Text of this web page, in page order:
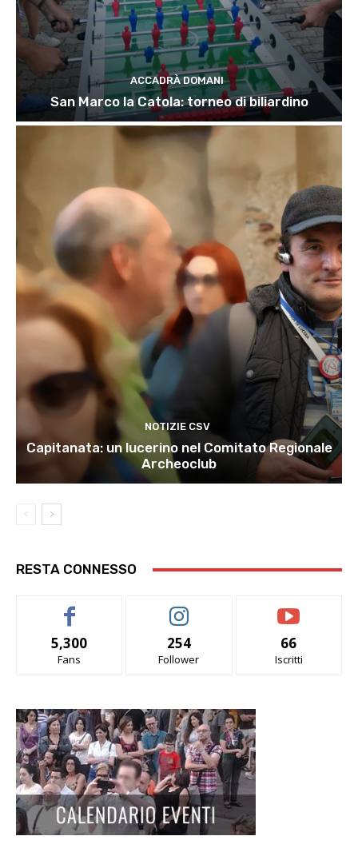
ACCADRÀ DOMANI
San Marco la Catola: torneo di biliardino
NOTIZIE CSV
Capitanata: un lucerino nel Comitato Regionale
Archeoclub
RESTA CONNESSO
5,300
Fans
254
Follower
66
Iscritti